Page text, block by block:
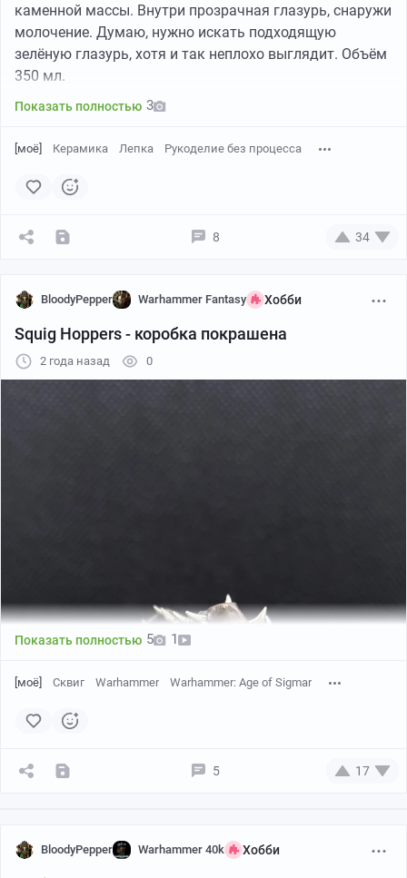
каменной массы. Внутри прозрачная глазурь, снаружи
молочение. Думаю, нужно искать подходящую
зелёную глазурь, хотя и так неплохо выглядит. Объём
350 мл.
Показать полностью 3
[моё] Керамика Лепка Рукоделие без процесса
8 34
BloodyPepper Warhammer Fantasy Хобби
Squig Hoppers - коробка покрашена
2 года назад 0
Показать полностью 5 1
[моё] Сквиг Warhammer Warhammer: Age of Sigmar
5 17
BloodyPepper Warhammer 40k Хобби